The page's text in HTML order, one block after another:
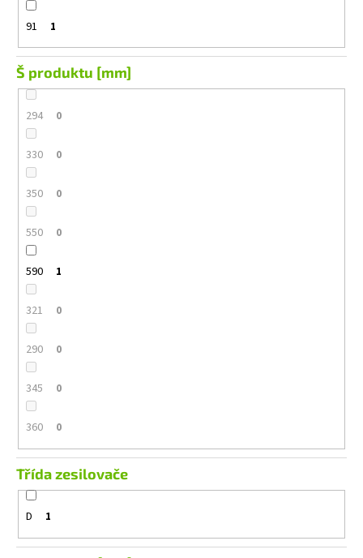
91 1
Š produktu [mm]
294 0
330 0
350 0
550 0
590 1
321 0
290 0
345 0
360 0
Třída zesilovače
D 1